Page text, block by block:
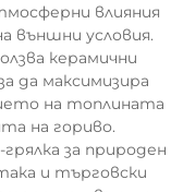
влияния
външни условия.
керамични
да максимизира
на топлината
на гориво.
за природен
и търговски